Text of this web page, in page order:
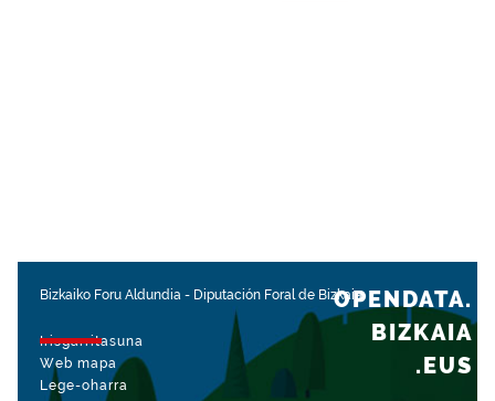
Bizkaiko Foru Aldundia - Diputación Foral de Bizkaia
Irisgarritasuna
Web mapa
Lege-oharra
OPENDATA.
BIZKAIA
.EUS